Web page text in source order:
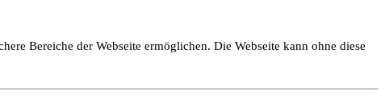
Bereiche der Webseite ermöglichen. Die Webseite kann ohne diese